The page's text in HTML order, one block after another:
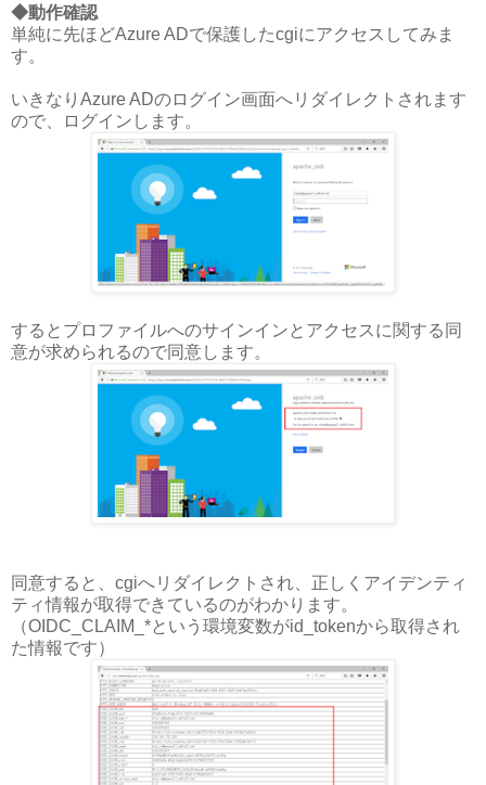
◆動作確認
単純に先ほどAzure ADで保護したcgiにアクセスしてみま
す。
いきなりAzure ADのログイン画面へリダイレクトされます
ので、ログインします。
するとプロファイルへのサインインとアクセスに関する同
意が求められるので同意します。
同意すると、cgiへリダイレクトされ、正しくアイデンティ
ティ情報が取得できているのがわかります。
（OIDC_CLAIM_*という環境変数がid_tokenから取得され
た情報です）